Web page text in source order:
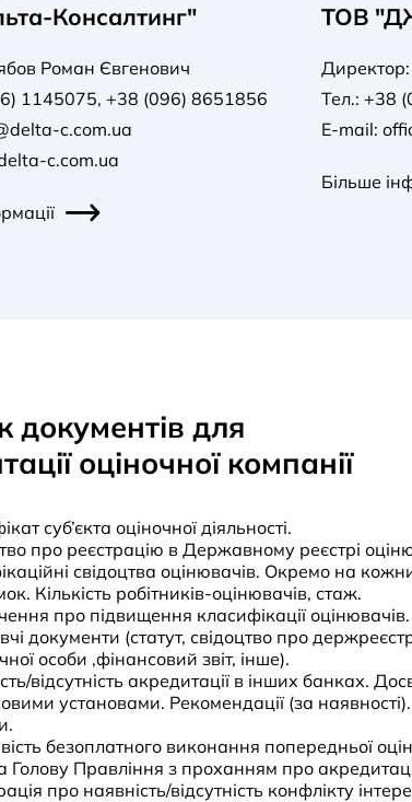
Консалтинг"
Роман Євгенович
1145075, +38 (096) 8651856
c.com.ua
c.com.ua
ТОВ
Тел.: +38
E-mail:
Більше
документів для
оціночної компанії
суб’єкта оціночної діяльності.
про реєстрацію в Державному реєстрі
свідоцтва оцінювачів. Окремо на
Кількість робітників-оцінювачів, стаж.
про підвищення класифікації оцінювачів.
документи (статут, свідоцтво про
особи ,фінансовий звіт, інше).
відсутність акредитації в інших банках.
установами. Рекомендації (за наявності).
безоплатного виконання попередньої
Голову Правління з проханням про
про наявність/відсутність конфлікту